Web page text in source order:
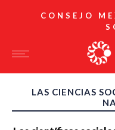
CONSEJO
LAS CIENCIAS